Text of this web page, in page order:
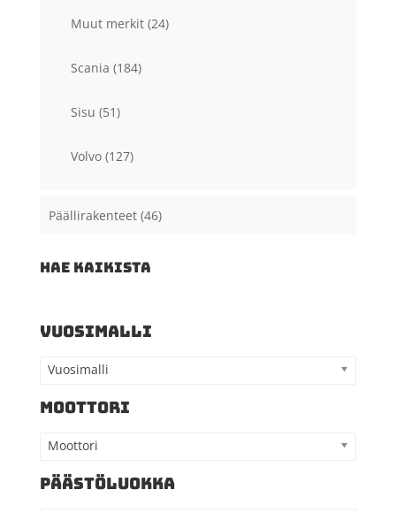
Muut merkit (24)
Scania (184)
Sisu (51)
Volvo (127)
Päällirakenteet (46)
HAE KAIKISTA
VUOSIMALLI
Vuosimalli
MOOTTORI
Moottori
PÄÄSTÖLUOKKA